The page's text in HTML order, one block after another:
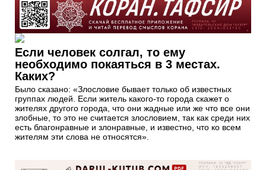
Если человек солгал, то ему
необходимо покаяться в 3 местах.
Каких?
Было сказано: «Злословие бывает только об известных
группах людей. Если житель какого-то города скажет о
жителях другого города, что они жадные или же что все они
злобные, то это не считается злословием, так как среди них
есть благо­нравные и злонравные, и известно, что ко всем
жителям эти слова не относятся».